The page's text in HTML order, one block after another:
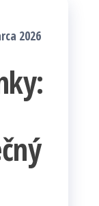
2026